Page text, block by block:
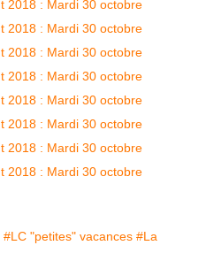
#LC "petites" vacances #La